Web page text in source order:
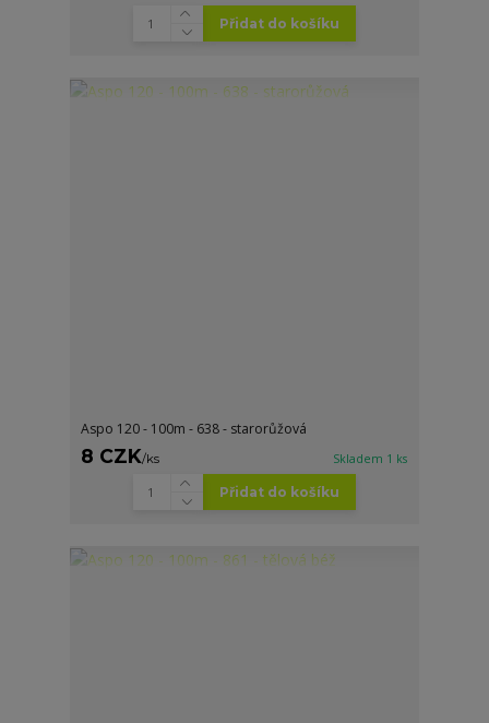
Přidat do košíku
Aspo 120 - 100m - 638 - starorůžová
8 CZK/ks Skladem 1 ks
Přidat do košíku